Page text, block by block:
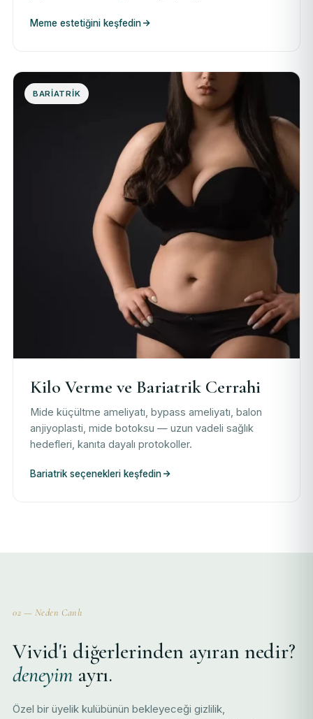
Meme estetiğini keşfedin
BARIATRIK
Kilo Verme ve Bariatrik Cerrahi
Mide küçültme ameliyatı, bypass ameliyatı, balon
anjiyoplasti, mide botoksu — uzun vadeli sağlık
hedefleri, kanıta dayalı protokoller.
Bariatrik seçenekleri keşfedin
02 — Neden Canlı
Vivid'i diğerlerinden ayıran nedir?
deneyimayrı.
Özel bir üyelik kulübünün bekleyeceği gizlilik,